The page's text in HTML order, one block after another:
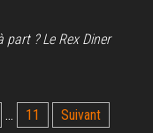
? Le Rex Diner
… 11 Suivant